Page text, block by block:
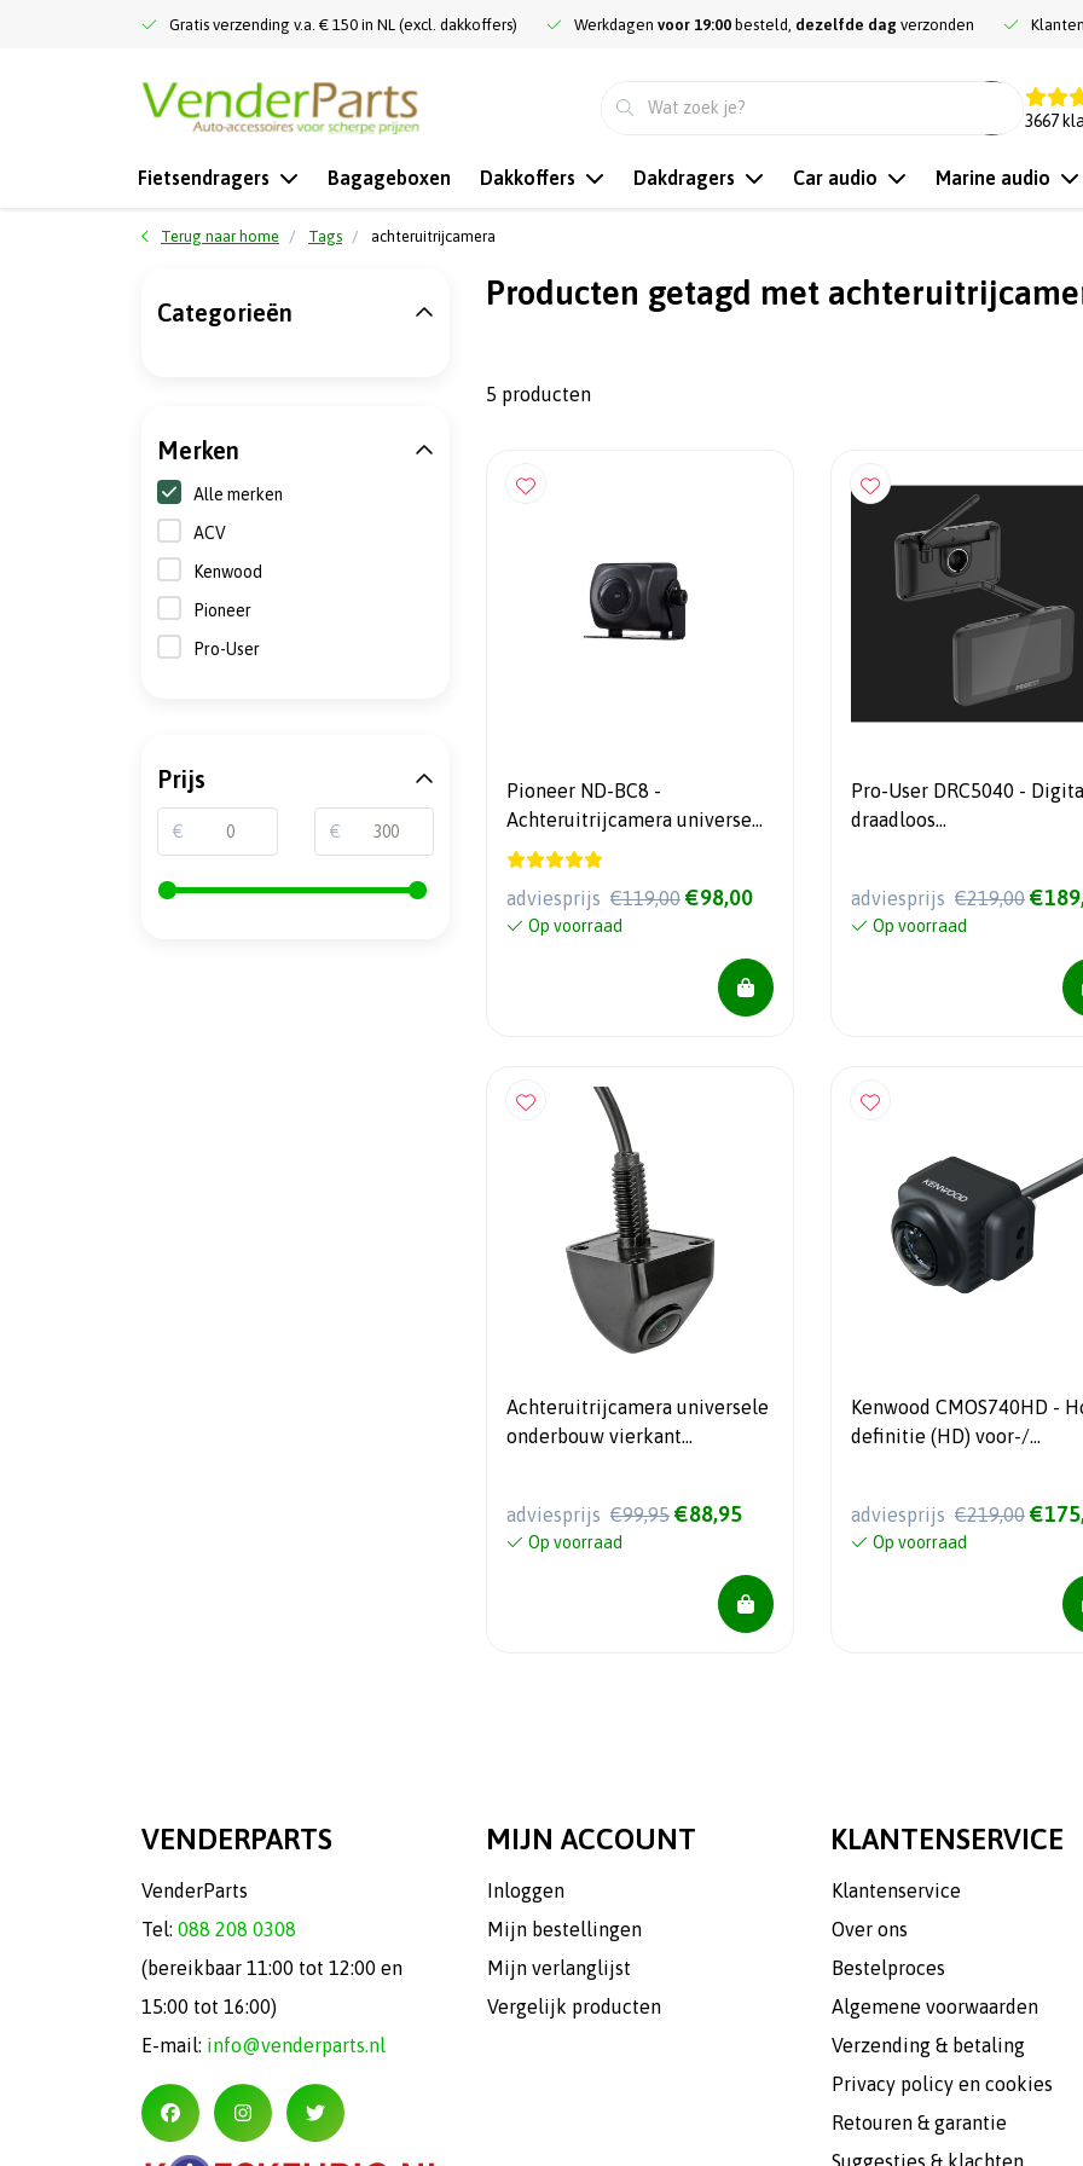
Gratis verzending v.a. € 150 in NL (excl. dakkoffers) Werkdagen voor 19:00 besteld, dezelfde dag verzonden
3667
Fietsendragers Bagageboxen Dakkoffers Dakdragers Car audio Marine audio
Terug naar home Tags achteruitrijcamera
Producten getagd met
5 producten
Pioneer ND-BC8 -
Achteruitrijcamera universeel
- Hoge resolutie
adviesprijs €119,00 €98,00
Op voorraad
Pro-User DRC5040 -
draadloos
adviesprijs €219,00
Op voorraad
Achteruitrijcamera universele
onderbouw vierkant
adviesprijs €99,95 €88,95
Op voorraad
Kenwood CMOS740HD -
definitie (HD) voor-/
adviesprijs €219,00
Op voorraad
Categorieën
Merken
Alle merken
ACV
Kenwood
Pioneer
Pro-User
Prijs
€ €
VENDERPARTS
VenderParts
Tel: 088 208 0308
(bereikbaar 11:00 tot 12:00 en
15:00 tot 16:00)
E-mail: info@venderparts.nl
MIJN ACCOUNT
Inloggen
Mijn bestellingen
Mijn verlanglijst
Vergelijk producten
KLANTENSERVICE
Klantenservice
Over ons
Bestelproces
Algemene voorwaarden
Verzending & betaling
Privacy policy en cookies
Retouren & garantie
Suggesties & klachten